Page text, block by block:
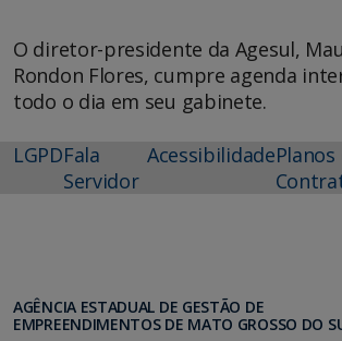
O diretor-presidente da Agesul,
Rondon Flores, cumpre agenda
todo o dia em seu gabinete.
LGPDFala
Servidor
AcessibilidadePlanos
AGÊNCIA ESTADUAL DE GESTÃO DE
EMPREENDIMENTOS DE MATO GROSSO DO